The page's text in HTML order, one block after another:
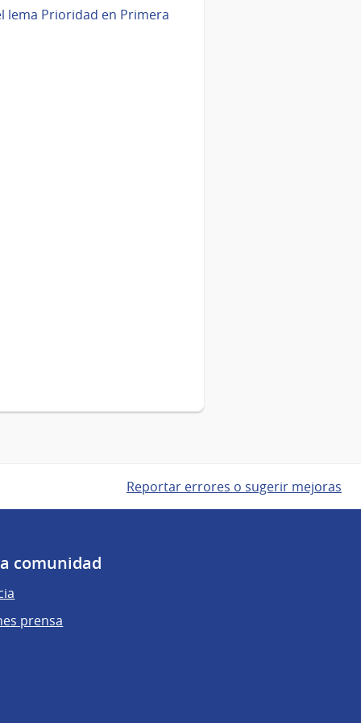
lema Prioridad en Primera
Reportar errores o sugerir mejoras
comunidad
prensa